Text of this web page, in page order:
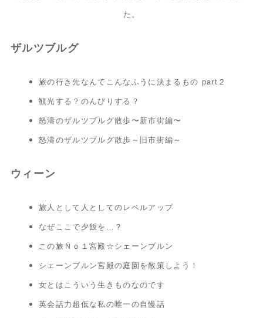
た。
ザルツブルグ
旅の行き先なんてこんなふうに決まるもの part２
観光する？のんびりする？
怒濤のザルツブルグ散歩〜新市街編〜
怒濤のザルツブルグ散歩～旧市街編～
ウィーン
旅人として人としてのレベルアップ
なぜここで夕飯を…？
この旅Ｎｏ１宮殿☆シェーンブルン
シェーンブルン宮殿の庭園を散策しよう！
女とはこういう生きものなのです
英会話力超低な私の唯一の自慢話